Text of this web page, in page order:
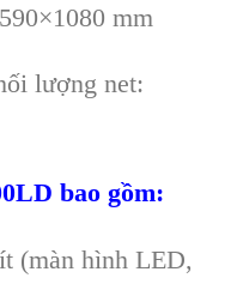
mm
lượng net:
bao gồm:
(màn hình LED,